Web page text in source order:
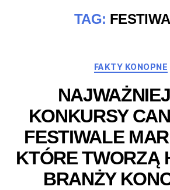
TAG:
Kategorie
FAKTY KONOPNE
KONKURSY
FESTIWALE
KTÓRE TWORZĄ
BRANŻY